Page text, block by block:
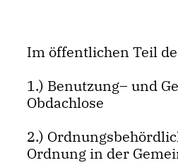
Im öffentlichen Teil
1.) Benutzung– und
Obdachlose
2.)
Ordnung in der